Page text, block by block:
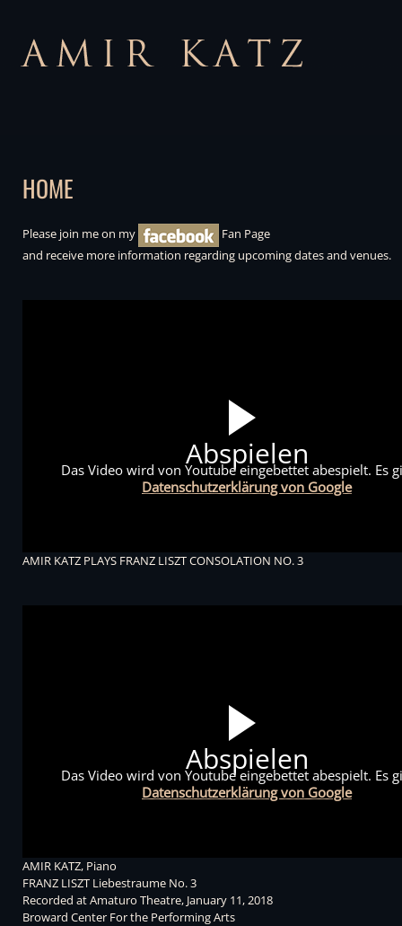
HOME
Please join me on my
Fan Page
and receive more information regarding upcomingdates and venues.
Abspielen
Das Video wird von Youtube eingebettet abespielt. Es
Datenschutzerklärung von Google
AMIR KATZ PLAYS FRANZ LISZT CONSOLATION NO. 3
Abspielen
Das Video wird von Youtube eingebettet abespielt. Es
Datenschutzerklärung von Google
AMIR KATZ, Piano
FRANZ LISZT Liebestraume No. 3
Recorded at Amaturo Theatre, January 11, 2018
Broward Center For the Performing Arts